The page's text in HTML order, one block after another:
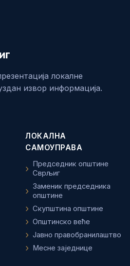
локалне
извор информација.
ЛОКАЛНА
САМОУПРАВА
Председник општине
Сврљиг
Заменик председника
општине
Скупштина општине
Општинско веће
Јавно правобранилаштво
Месне заједнице